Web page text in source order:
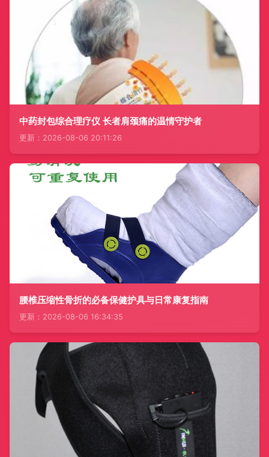
中药封包综合理疗仪 长者肩颈痛的温情守护者
更新：2026-08-06 20:11:26
腰椎压缩性骨折的必备保健护具与日常康复指南
更新：2026-08-06 16:34:35